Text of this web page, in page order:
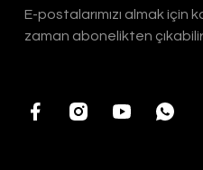
E-postalarımızı almak için
zaman abonelikten